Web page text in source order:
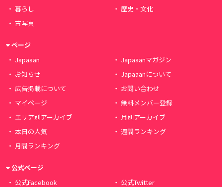
暮らし
歴史・文化
古写真
ページ
Japaaan
Japaaanマガジン
お知らせ
Japaaanについて
広告掲載について
お問い合わせ
マイページ
無料メンバー登録
エリア別アーカイブ
月別アーカイブ
本日の人気
週間ランキング
月間ランキング
公式ページ
公式Facebook
公式Twitter